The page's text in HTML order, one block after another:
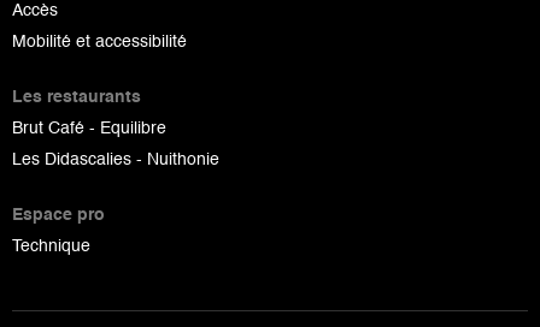
Accès
Mobilité et accessibilité
Les restaurants
Brut Café - Equilibre
Les Didascalies - Nuithonie
Espace pro
Technique